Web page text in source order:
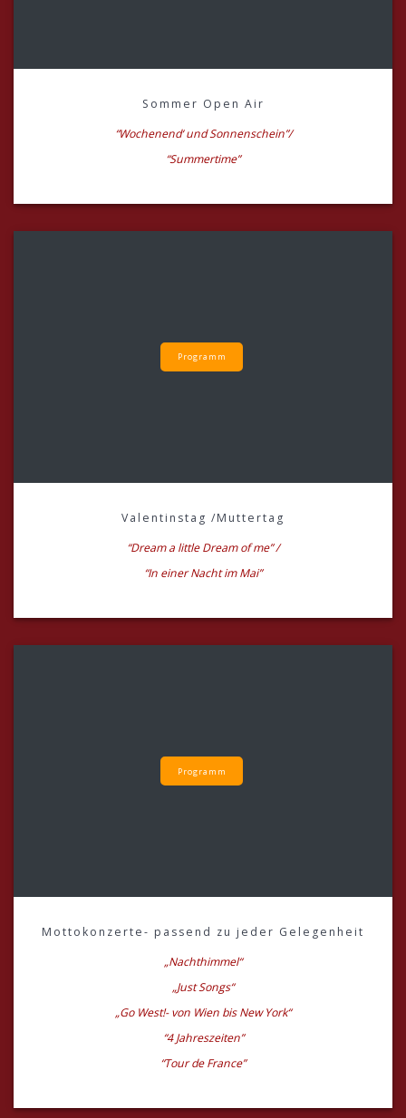
Sommer Open Air
“Wochenend‘ und Sonnenschein”/
“Summertime”
Programm
Valentinstag /Muttertag
“Dream a little Dream of me” /
“In einer Nacht im Mai”
Programm
Mottokonzerte- passend zu jeder Gelegenheit
„Nachthimmel“
„Just Songs“
„Go West!- von Wien bis New York“
“4 Jahreszeiten”
“Tour de France”